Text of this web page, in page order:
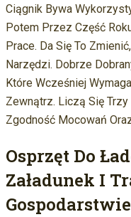
Ciągnik Bywa
Potem Przez Część
Prace. Da Się To
Narzędzi. Dobrze
Które Wcześniej
Zewnątrz. Liczą Się
Zgodność Mocowań
Osprzęt Do
Załadunek I
Gospodarstwie